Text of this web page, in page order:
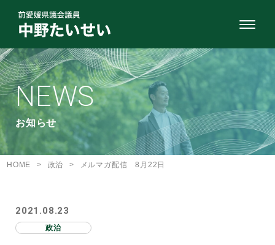
NEWS
お知らせ
HOME > 政治 > メルマガ配信 8月22日
2021.08.23
政治